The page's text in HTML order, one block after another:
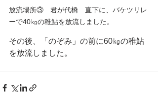
放流場所③　君が代橋　直下に、バケツリレ
ーで40㎏の稚鮎を放流しました。
その後、「のぞみ」の前に60㎏の稚鮎
を放流しました。